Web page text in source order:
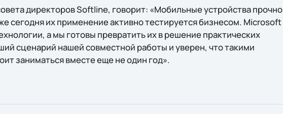
директоров Softline, говорит: «Мобильные устройства прочно
сегодня их применение активно тестируется бизнесом. Microsoft
а мы готовы превратить их в решение практических
сценарий нашей совместной работы и уверен, что такими
заниматься вместе еще не один год».